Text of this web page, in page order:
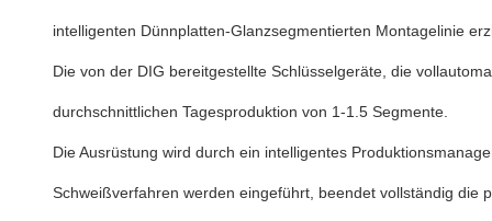
intelligenten Dünnplatten-Glanzsegmentierten Montagelinie
Die von der DIG bereitgestellte Schlüsselgeräte, die
durchschnittlichen Tagesproduktion von 1-1.5 Segmente.
Die Ausrüstung wird durch ein intelligentes
Schweißverfahren werden eingeführt, beendet vollständig die